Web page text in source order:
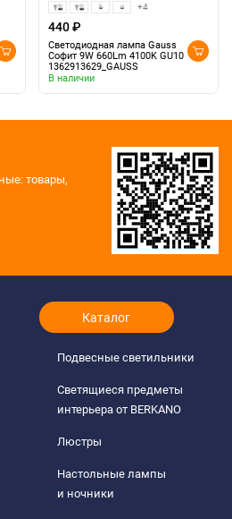
+4
440 ₽
Светодиодная лампа Gauss
Софит 9W 660Lm 4100K GU10
1362913629_GAUSS
В наличии
товары,
Каталог
Подвесные светильники
Светящиеся предметы
интерьера от BERKANO
Люстры
Настольные лампы
и ночники